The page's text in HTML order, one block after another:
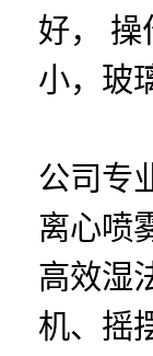
好， 操
小，玻
公司专
离心喷
高效湿
机、摇